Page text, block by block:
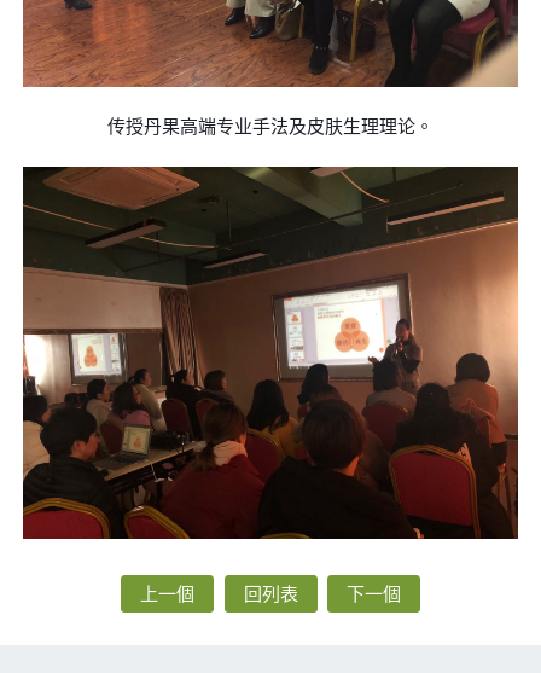
传授丹果高端专业手法及皮肤生理理论。
上一個 回列表 下一個